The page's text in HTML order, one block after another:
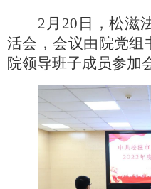
2月20日，松滋
活会，会议由院党组
院领导班子成员参加